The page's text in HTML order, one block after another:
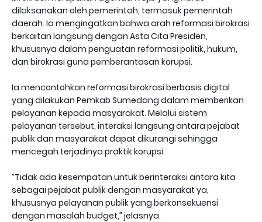
dilaksanakan oleh pemerintah, termasuk pemerintah
daerah. Ia mengingatkan bahwa arah reformasi birokrasi
berkaitan langsung dengan Asta Cita Presiden,
khususnya dalam penguatan reformasi politik, hukum,
dan birokrasi guna pemberantasan korupsi.
Ia mencontohkan reformasi birokrasi berbasis digital
yang dilakukan Pemkab Sumedang dalam memberikan
pelayanan kepada masyarakat. Melalui sistem
pelayanan tersebut, interaksi langsung antara pejabat
publik dan masyarakat dapat dikurangi sehingga
mencegah terjadinya praktik korupsi.
“Tidak ada kesempatan untuk berinteraksi antara kita
sebagai pejabat publik dengan masyarakat ya,
khususnya pelayanan publik yang berkonsekuensi
dengan masalah budget,” jelasnya.